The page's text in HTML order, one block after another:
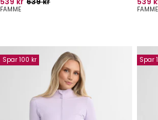
FAMME FAMME
Spar 100 kr Spar